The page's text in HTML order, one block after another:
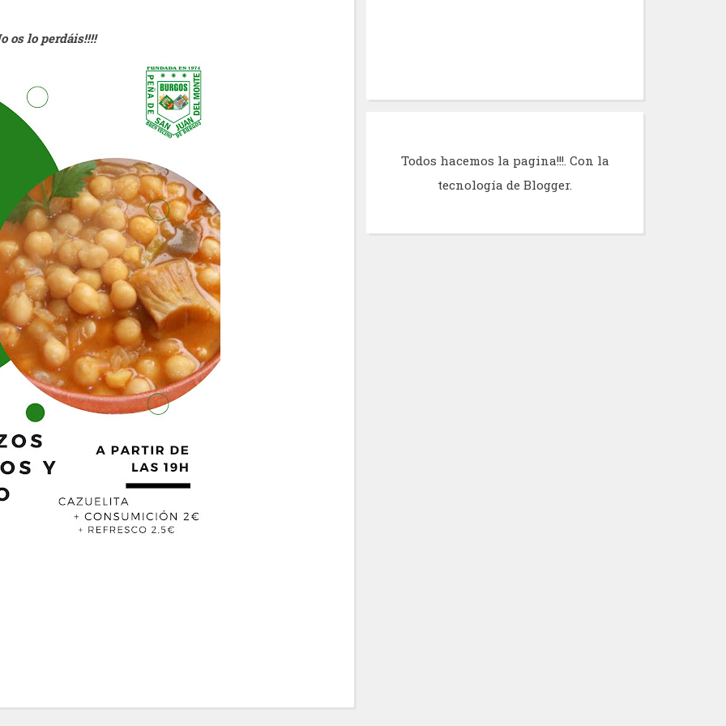
os lo perdáis!!!!
Todos hacemos la pagina!!!. Con la
tecnología de Blogger.